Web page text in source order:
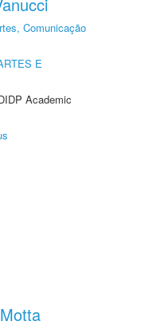
Comunicação
E
Academic